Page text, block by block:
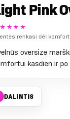
Pink
renkasi dėl
oversize
kasdien ir
DALINTIS